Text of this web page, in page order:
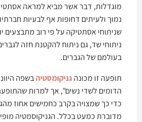
מוגדלות, דבר אשר מביא למראה אסתטי
נמוך ולעיתים דחופות אף לבעיות
שניתוחי אסתטיקה על פי רוב מתבצעים
ניתוחי שד, גם ניתוח להקטנת חזה
בעולמם של הגברים.
תופעה זו מכונה גניקומסטיהבשפה
הדומים לשדי נשים", אך למרות
כדי כך שמצויה בקרב כחמישים אחוז
מדוברת כמעט בכלל. הגניקוסמטיה